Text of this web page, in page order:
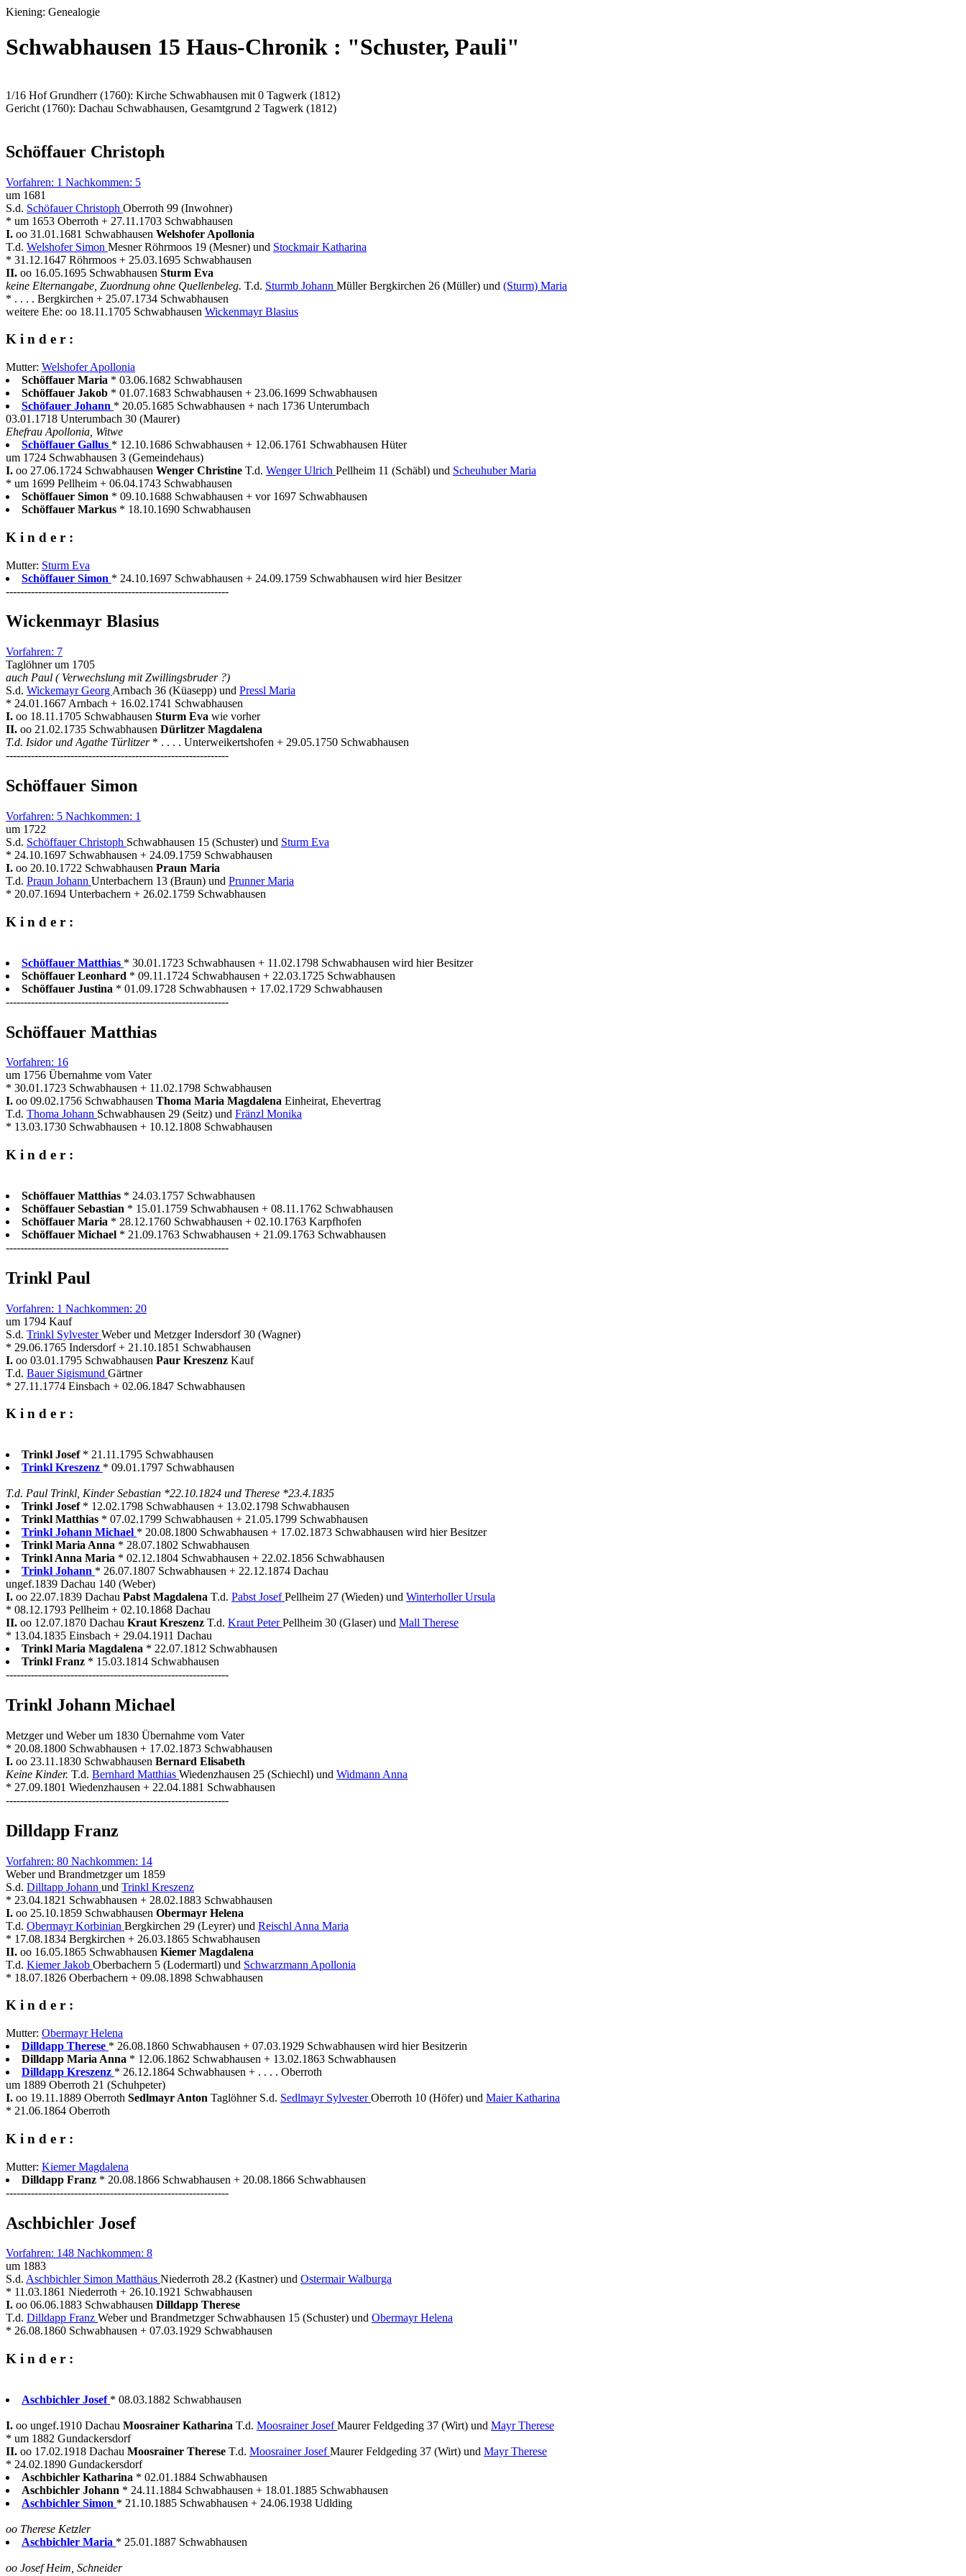
Kiening: Genealogie
Schwabhausen 15 Haus-Chronik : "Schuster, Pauli"
1/16 Hof Grundherr (1760): Kirche Schwabhausen mit 0 Tagwerk (1812)
Gericht (1760): Dachau Schwabhausen, Gesamtgrund 2 Tagwerk (1812)
Schöffauer Christoph
Vorfahren: 1 Nachkommen: 5
um 1681
S.d. Schöfauer Christoph Oberroth 99 (Inwohner)
* um 1653 Oberroth + 27.11.1703 Schwabhausen
I. oo 31.01.1681 Schwabhausen Welshofer Apollonia
T.d. Welshofer Simon Mesner Röhrmoos 19 (Mesner) und Stockmair Katharina
* 31.12.1647 Röhrmoos + 25.03.1695 Schwabhausen
II. oo 16.05.1695 Schwabhausen Sturm Eva
keine Elternangabe, Zuordnung ohne Quellenbeleg. T.d. Sturmb Johann Müller Bergkirchen 26 (Müller) und (Sturm) Maria
* . . . . Bergkirchen + 25.07.1734 Schwabhausen
weitere Ehe: oo 18.11.1705 Schwabhausen Wickenmayr Blasius
K i n d e r :
Mutter: Welshofer Apollonia
Schöffauer Maria * 03.06.1682 Schwabhausen
Schöffauer Jakob * 01.07.1683 Schwabhausen + 23.06.1699 Schwabhausen
Schöfauer Johann * 20.05.1685 Schwabhausen + nach 1736 Unterumbach
03.01.1718 Unterumbach 30 (Maurer)
Ehefrau Apollonia, Witwe
Schöffauer Gallus * 12.10.1686 Schwabhausen + 12.06.1761 Schwabhausen Hüter
um 1724 Schwabhausen 3 (Gemeindehaus)
I. oo 27.06.1724 Schwabhausen Wenger Christine T.d. Wenger Ulrich Pellheim 11 (Schäbl) und Scheuhuber Maria
* um 1699 Pellheim + 06.04.1743 Schwabhausen
Schöffauer Simon * 09.10.1688 Schwabhausen + vor 1697 Schwabhausen
Schöffauer Markus * 18.10.1690 Schwabhausen
K i n d e r :
Mutter: Sturm Eva
Schöffauer Simon * 24.10.1697 Schwabhausen + 24.09.1759 Schwabhausen wird hier Besitzer
--------------------------------------------------------------
Wickenmayr Blasius
Vorfahren: 7
Taglöhner um 1705
auch Paul ( Verwechslung mit Zwillingsbruder ?)
S.d. Wickemayr Georg Arnbach 36 (Küasepp) und Pressl Maria
* 24.01.1667 Arnbach + 16.02.1741 Schwabhausen
I. oo 18.11.1705 Schwabhausen Sturm Eva wie vorher
II. oo 21.02.1735 Schwabhausen Dürlitzer Magdalena
T.d. Isidor und Agathe Türlitzer * . . . . Unterweikertshofen + 29.05.1750 Schwabhausen
--------------------------------------------------------------
Schöffauer Simon
Vorfahren: 5 Nachkommen: 1
um 1722
S.d. Schöffauer Christoph Schwabhausen 15 (Schuster) und Sturm Eva
* 24.10.1697 Schwabhausen + 24.09.1759 Schwabhausen
I. oo 20.10.1722 Schwabhausen Praun Maria
T.d. Praun Johann Unterbachern 13 (Braun) und Prunner Maria
* 20.07.1694 Unterbachern + 26.02.1759 Schwabhausen
K i n d e r :
Schöffauer Matthias * 30.01.1723 Schwabhausen + 11.02.1798 Schwabhausen wird hier Besitzer
Schöffauer Leonhard * 09.11.1724 Schwabhausen + 22.03.1725 Schwabhausen
Schöffauer Justina * 01.09.1728 Schwabhausen + 17.02.1729 Schwabhausen
--------------------------------------------------------------
Schöffauer Matthias
Vorfahren: 16
um 1756 Übernahme vom Vater
* 30.01.1723 Schwabhausen + 11.02.1798 Schwabhausen
I. oo 09.02.1756 Schwabhausen Thoma Maria Magdalena Einheirat, Ehevertrag
T.d. Thoma Johann Schwabhausen 29 (Seitz) und Fränzl Monika
* 13.03.1730 Schwabhausen + 10.12.1808 Schwabhausen
K i n d e r :
Schöffauer Matthias * 24.03.1757 Schwabhausen
Schöffauer Sebastian * 15.01.1759 Schwabhausen + 08.11.1762 Schwabhausen
Schöffauer Maria * 28.12.1760 Schwabhausen + 02.10.1763 Karpfhofen
Schöffauer Michael * 21.09.1763 Schwabhausen + 21.09.1763 Schwabhausen
--------------------------------------------------------------
Trinkl Paul
Vorfahren: 1 Nachkommen: 20
um 1794 Kauf
S.d. Trinkl SylvesterWeber und Metzger Indersdorf 30 (Wagner)
* 29.06.1765 Indersdorf + 21.10.1851 Schwabhausen
I. oo 03.01.1795 Schwabhausen Paur Kreszenz Kauf
T.d. Bauer Sigismund Gärtner
* 27.11.1774 Einsbach + 02.06.1847 Schwabhausen
K i n d e r :
Trinkl Josef * 21.11.1795 Schwabhausen
Trinkl Kreszenz * 09.01.1797 Schwabhausen
T.d. Paul Trinkl, Kinder Sebastian *22.10.1824 und Therese *23.4.1835
Trinkl Josef * 12.02.1798 Schwabhausen + 13.02.1798 Schwabhausen
Trinkl Matthias * 07.02.1799 Schwabhausen + 21.05.1799 Schwabhausen
Trinkl Johann Michael * 20.08.1800 Schwabhausen + 17.02.1873 Schwabhausen wird hier Besitzer
Trinkl Maria Anna * 28.07.1802 Schwabhausen
Trinkl Anna Maria * 02.12.1804 Schwabhausen + 22.02.1856 Schwabhausen
Trinkl Johann * 26.07.1807 Schwabhausen + 22.12.1874 Dachau
ungef.1839 Dachau 140 (Weber)
I. oo 22.07.1839 Dachau Pabst Magdalena T.d. Pabst JosefPellheim 27 (Wieden) und Winterholler Ursula
* 08.12.1793 Pellheim + 02.10.1868 Dachau
II. oo 12.07.1870 Dachau Kraut Kreszenz T.d. Kraut PeterPellheim 30 (Glaser) und Mall Therese
* 13.04.1835 Einsbach + 29.04.1911 Dachau
Trinkl Maria Magdalena * 22.07.1812 Schwabhausen
Trinkl Franz * 15.03.1814 Schwabhausen
--------------------------------------------------------------
Trinkl Johann Michael
Metzger und Weber um 1830 Übernahme vom Vater
* 20.08.1800 Schwabhausen + 17.02.1873 Schwabhausen
I. oo 23.11.1830 Schwabhausen Bernard Elisabeth
Keine Kinder. T.d. Bernhard Matthias Wiedenzhausen 25 (Schiechl) und Widmann Anna
* 27.09.1801 Wiedenzhausen + 22.04.1881 Schwabhausen
--------------------------------------------------------------
Dilldapp Franz
Vorfahren: 80 Nachkommen: 14
Weber und Brandmetzger um 1859
S.d. Dilltapp Johann und Trinkl Kreszenz
* 23.04.1821 Schwabhausen + 28.02.1883 Schwabhausen
I. oo 25.10.1859 Schwabhausen Obermayr Helena
T.d. Obermayr Korbinian Bergkirchen 29 (Leyrer) und Reischl Anna Maria
* 17.08.1834 Bergkirchen + 26.03.1865 Schwabhausen
II. oo 16.05.1865 Schwabhausen Kiemer Magdalena
T.d. Kiemer Jakob Oberbachern 5 (Lodermartl) und Schwarzmann Apollonia
* 18.07.1826 Oberbachern + 09.08.1898 Schwabhausen
K i n d e r :
Mutter: Obermayr Helena
Dilldapp Therese * 26.08.1860 Schwabhausen + 07.03.1929 Schwabhausen wird hier Besitzerin
Dilldapp Maria Anna * 12.06.1862 Schwabhausen + 13.02.1863 Schwabhausen
Dilldapp Kreszenz * 26.12.1864 Schwabhausen + . . . . Oberroth
um 1889 Oberroth 21 (Schuhpeter)
I. oo 19.11.1889 Oberroth Sedlmayr Anton Taglöhner S.d. Sedlmayr SylvesterOberroth 10 (Höfer) und Maier Katharina
* 21.06.1864 Oberroth
K i n d e r :
Mutter: Kiemer Magdalena
Dilldapp Franz * 20.08.1866 Schwabhausen + 20.08.1866 Schwabhausen
--------------------------------------------------------------
Aschbichler Josef
Vorfahren: 148 Nachkommen: 8
um 1883
S.d. Aschbichler Simon Matthäus Niederroth 28.2 (Kastner) und Ostermair Walburga
* 11.03.1861 Niederroth + 26.10.1921 Schwabhausen
I. oo 06.06.1883 Schwabhausen Dilldapp Therese
T.d. Dilldapp Franz Weber und Brandmetzger Schwabhausen 15 (Schuster) und Obermayr Helena
* 26.08.1860 Schwabhausen + 07.03.1929 Schwabhausen
K i n d e r :
Aschbichler Josef * 08.03.1882 Schwabhausen
I. oo ungef.1910 Dachau Moosrainer Katharina T.d. Moosrainer JosefMaurer Feldgeding 37 (Wirt) und Mayr Therese
* um 1882 Gundackersdorf
II. oo 17.02.1918 Dachau Moosrainer Therese T.d. Moosrainer JosefMaurer Feldgeding 37 (Wirt) und Mayr Therese
* 24.02.1890 Gundackersdorf
Aschbichler Katharina * 02.01.1884 Schwabhausen
Aschbichler Johann * 24.11.1884 Schwabhausen + 18.01.1885 Schwabhausen
Aschbichler Simon * 21.10.1885 Schwabhausen + 24.06.1938 Udlding
oo Therese Ketzler
Aschbichler Maria * 25.01.1887 Schwabhausen
oo Josef Heim, Schneider